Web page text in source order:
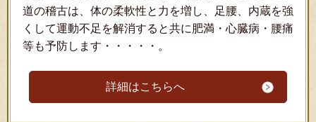
道の稽古は、体の柔軟性と力を増し、足腰、内蔵を強
くして運動不足を解消すると共に肥満・心臓病・腰痛
等も予防します・・・・・。
詳細はこちらへ